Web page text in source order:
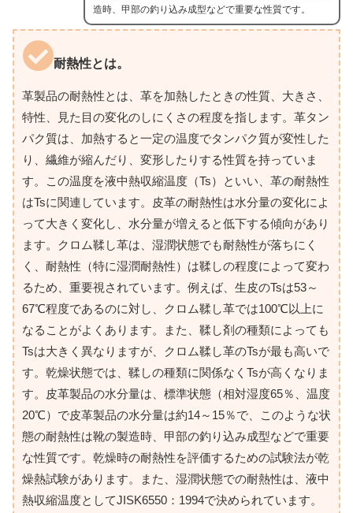
造時、甲部の釣り込み成型などで重要な性質です。
耐熱性とは。
革製品の耐熱性とは、革を加熱したときの性質、大きさ、
特性、見た目の変化のしにくさの程度を指します。革タン
パク質は、加熱すると一定の温度でタンパク質が変性した
り、繊維が縮んだり、変形したりする性質を持っていま
す。この温度を液中熱収縮温度（Ts）といい、革の耐熱性
はTsに関連しています。皮革の耐熱性は水分量の変化によ
って大きく変化し、水分量が増えると低下する傾向があり
ます。クロム鞣し革は、湿潤状態でも耐熱性が落ちにく
く、耐熱性（特に湿潤耐熱性）は鞣しの程度によって変わ
るため、重要視されています。例えば、生皮のTsは53～
67℃程度であるのに対し、クロム鞣し革では100℃以上に
なることがよくあります。また、鞣し剤の種類によっても
Tsは大きく異なりますが、クロム鞣し革のTsが最も高いで
す。乾燥状態では、鞣しの種類に関係なくTsが高くなりま
す。皮革製品の水分量は、標準状態（相対湿度65％、温度
20℃）で皮革製品の水分量は約14～15％で、このような状
態の耐熱性は靴の製造時、甲部の釣り込み成型などで重要
な性質です。乾燥時の耐熱性を評価するための試験法が乾
燥熱試験があります。また、湿潤状態での耐熱性は、液中
熱収縮温度としてJISK6550：1994で決められています。